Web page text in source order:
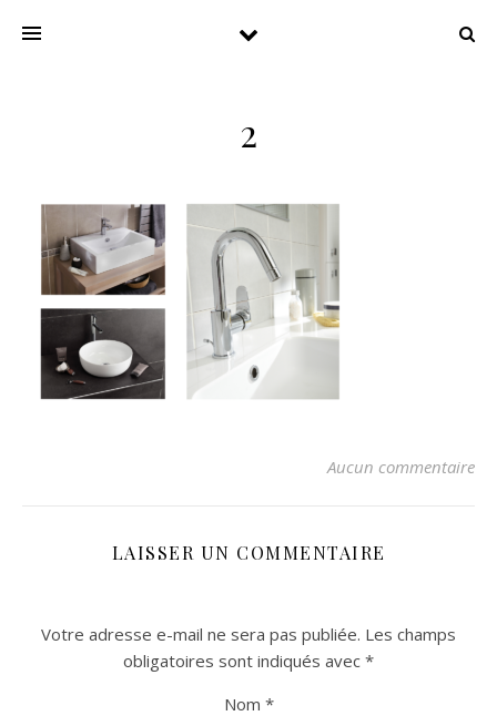
2
Aucun commentaire
LAISSER UN COMMENTAIRE
Votre adresse e-mail ne sera pas publiée. Les champs
obligatoires sont indiqués avec *
Nom *